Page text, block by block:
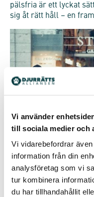
Vi använder
till sociala medier och
Vi vidarebefordrar
information från din
analysföretag som vi
tur kombinera
du har tillhandahållit
pälsfria är ett lyckat
sig åt rätt håll – en